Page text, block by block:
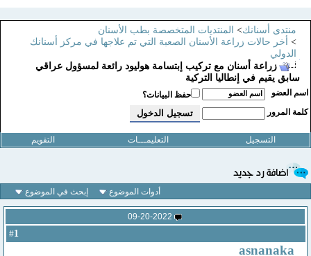
منتدى أسنانك>المنتديات المتخصصة بطب الأسنان
>أخر حالات زراعة الأسنان الصعبة التي تم علاجها في مركز أسنانك
الدولي
زراعة أسنان مع تركيب إبتسامة هوليود رائعة لمسؤول عراقي
سابق يقيم في إنطاليا التركية
اسم العضو
حفظ البيانات؟
كلمة المرور
التسجيل التعليمـــات التقويم
أدوات الموضوع إبحث في الموضوع
09-20-2022
asnanaka